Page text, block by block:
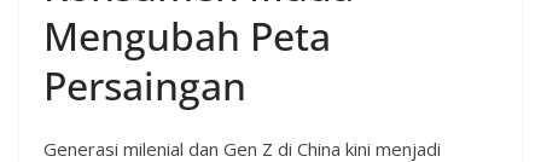
Mengubah Peta
Persaingan
Generasi milenial dan Gen Z di China kini menjadi